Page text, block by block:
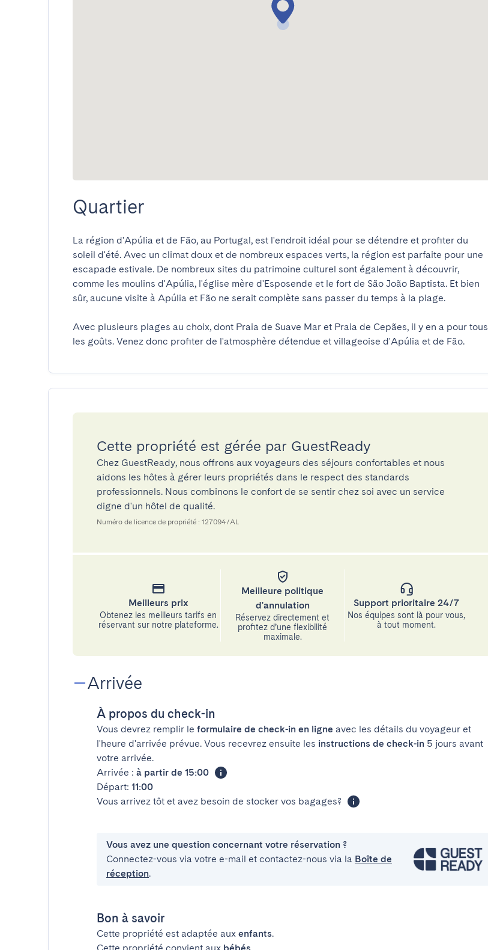
Quartier
La région d'Apúlia et de Fão, au Portugal, est l'endroit idéal pour se détendre et profiter du
soleil d'été. Avec un climat doux et de nombreux espaces verts, la région est parfaite pour une
escapade estivale. De nombreux sites du patrimoine culturel sont également à découvrir,
comme les moulins d'Apúlia, l'église mère d'Esposende et le fort de São João Baptista. Et bien
sûr, aucune visite à Apúlia et Fão ne serait complète sans passer du temps à la plage.
Avec plusieurs plages au choix, dont Praia de Suave Mar et Praia de Cepães, il y en a pour tous
les goûts. Venez donc profiter de l'atmosphère détendue et villageoise d'Apúlia et de Fão.
Cette propriété est gérée par GuestReady
Chez GuestReady, nous offrons aux voyageurs des séjours confortables et nous
aidons les hôtes à gérer leurs propriétés dans le respect des standards
professionnels. Nous combinons le confort de se sentir chez soi avec un service
digne d'un hôtel de qualité.
Numéro de licence de propriété : 127094/AL
Meilleurs prix
Obtenez les meilleurs tarifs en
réservant sur notre plateforme.
Meilleure politique
d'annulation
Réservez directement et
profitez d’une flexibilité
maximale.
Support prioritaire 24/7
Nos équipes sont là pour vous,
à tout moment.
Arrivée
À propos du check-in
Vous devrez remplir le formulaire de check-in en ligne avec les détails du voyageur et
l'heure d'arrivée prévue. Vous recevrez ensuite les instructions de check-in 5 jours avant
votre arrivée.
Arrivée : à partir de 15:00
Départ: 11:00
Vous arrivez tôt et avez besoin de stocker vos bagages?
Vous avez une question concernant votre réservation ?
Connectez-vous via votre e-mail et contactez-nous via la Boîte de
réception.
Bon à savoir
Cette propriété est adaptée aux enfants.